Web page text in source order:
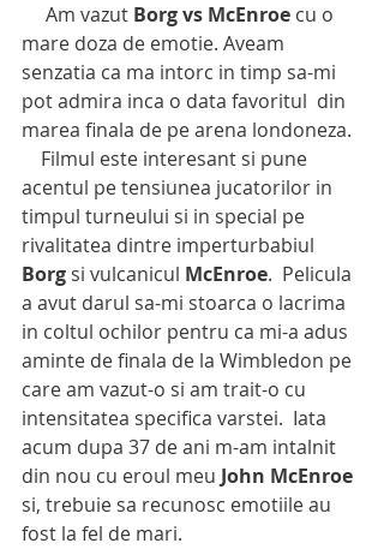
     Am vazut
Borg vs McEnroe cu o
mare doza de emotie. Aveam
senzatia ca ma intorc in timp sa-mi
pot admira inca o data favoritul  din
marea finala de pe arena londoneza.
acentul pe tensiunea jucatorilor in
timpul turneului si in special pe
rivalitatea dintre imperturbabiul
Borg si vulcanicul McEnroe.  Pelicula
a avut darul sa-mi stoarca o lacrima
in coltul ochilor pentru ca mi-a adus
aminte de finala de la Wimbledon pe
care am vazut-o si am trait-o cu
intensitatea specifica varstei.  Iata
acum dupa 37 de ani m-am intalnit
din nou cu eroul meu John McEnroe
si, trebuie sa recunosc emotiile au
fost la fel de mari.